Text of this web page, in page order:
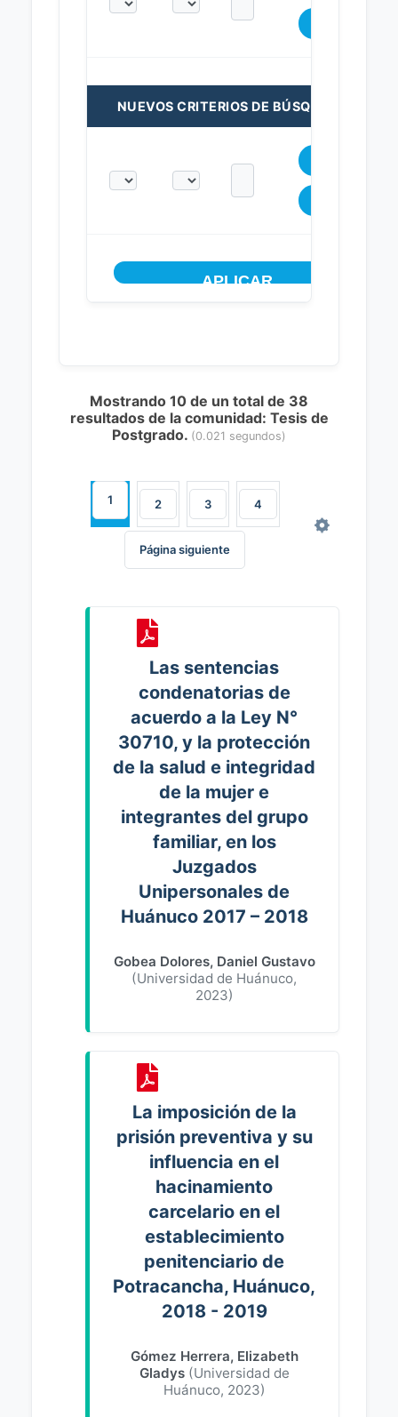
NUEVOS CRITERIOS DE BÚSQUEDA:
Mostrando 10 de un total de 38
resultados de la comunidad: Tesis de
Postgrado. (0.021 segundos)
1 2 3 4
Página siguiente
Las sentencias
condenatorias de
acuerdo a la Ley N°
30710, y la protección
de la salud e integridad
de la mujer e
integrantes del grupo
familiar, en los
Juzgados
Unipersonales de
Huánuco 2017 – 2018
Gobea Dolores, Daniel Gustavo
(Universidad de Huánuco,
2023)
La imposición de la
prisión preventiva y su
influencia en el
hacinamiento
carcelario en el
establecimiento
penitenciario de
Potracancha, Huánuco,
2018 - 2019
Gómez Herrera, Elizabeth
Gladys (Universidad de
Huánuco, 2023)